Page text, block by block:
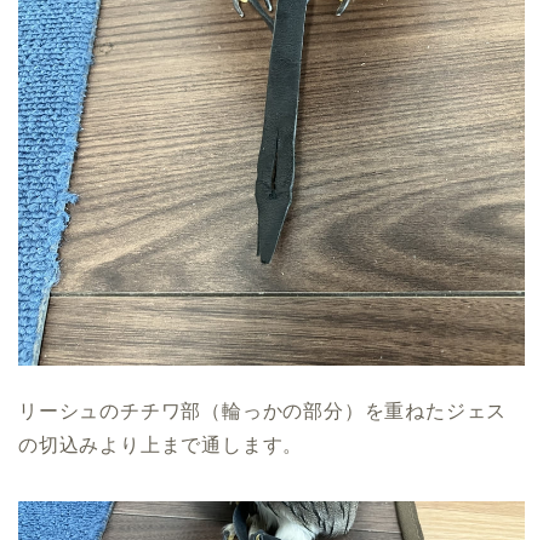
リーシュのチチワ部（輪っかの部分）を重ねたジェス
の切込みより上まで通します。